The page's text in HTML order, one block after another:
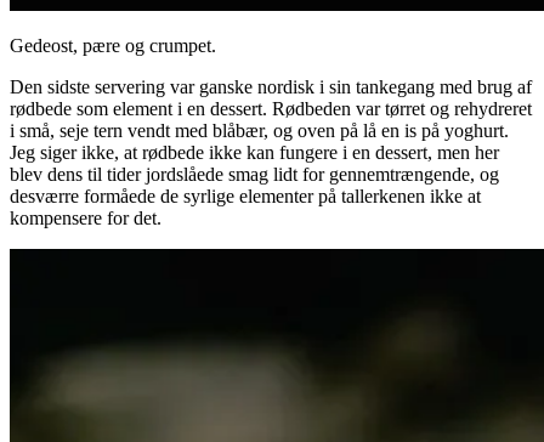
Gedeost, pære og crumpet.
Den sidste servering var ganske nordisk i sin tankegang med brug af
rødbede som element i en dessert. Rødbeden var tørret og rehydreret
i små, seje tern vendt med blåbær, og oven på lå en is på yoghurt.
Jeg siger ikke, at rødbede ikke kan fungere i en dessert, men her
blev dens til tider jordslåede smag lidt for gennemtrængende, og
desværre formåede de syrlige elementer på tallerkenen ikke at
kompensere for det.